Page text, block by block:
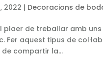
2022 | Decoracions de
plaer de treballar amb
Fer aquest tipus de
compartir la...